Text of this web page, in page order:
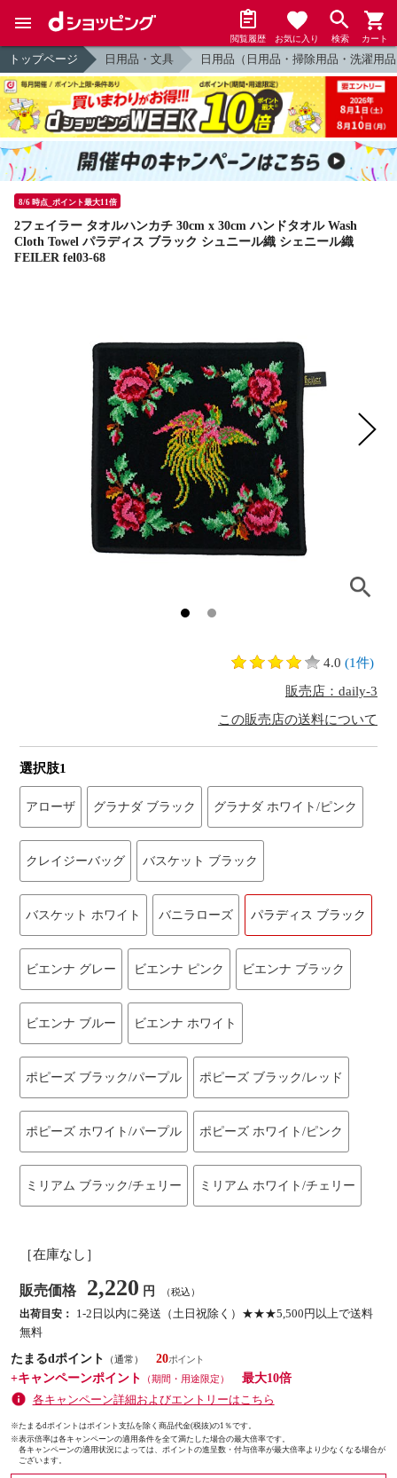
閲覧履歴 お気に入り 検索 カート
トップページ 日用品・文具 日用品（日用品・掃除用品・洗濯用
8/6 時点_ポイント最大11倍
2フェイラー タオルハンカチ 30cm x 30cm ハンドタオル Wash
Cloth Towel パラディス ブラック シュニール織 シェニール織
FEILER fel03-68
4.0 (1件)
販売店：daily-3
この販売店の送料について
選択肢1
アローザ グラナダ ブラック グラナダ ホワイト/ピンク
クレイジーバッグ バスケット ブラック
バスケット ホワイト バニラローズ パラディス ブラック
ビエンナ グレー ビエンナ ピンク ビエンナ ブラック
ビエンナ ブルー ビエンナ ホワイト
ポピーズ ブラック/パープル ポピーズ ブラック/レッド
ポピーズ ホワイト/パープル ポピーズ ホワイト/ピンク
ミリアム ブラック/チェリー ミリアム ホワイト/チェリー
［在庫なし］
販売価格 2,220 円 （税込）
出荷目安：
1-2日以内に発送（土日祝除く）★★★5,500円以上で送料
無料
たまるdポイント
（通常）
20
+キャンペーンポイント
（期間・用途限定）
最大10倍
各キャンペーン詳細およびエントリーはこちら
※たまるdポイントはポイント支払を除く商品代金(税抜)の1％です。
※表示倍率は各キャンペーンの適用条件を全て満たした場合の最大倍率です。
各キャンペーンの適用状況によっては、ポイントの進呈数・付与倍率が最大倍率より少なくなる場合が
ございます。